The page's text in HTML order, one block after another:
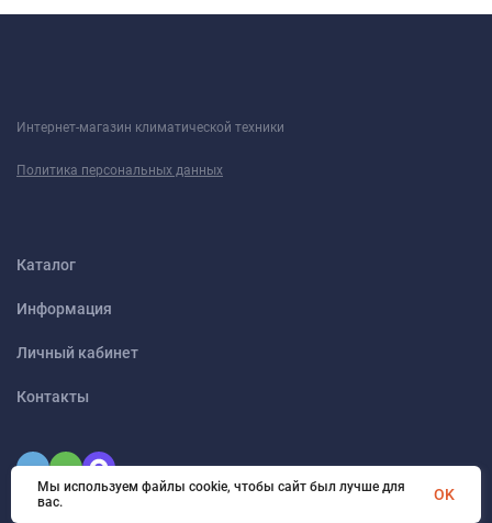
95% запахов и микрочастиц
Энергоэффективность
Интернет-магазин климатической техники
Политика персональных данных
Каталог
Информация
Личный кабинет
Контакты
Мы используем файлы cookie, чтобы сайт был лучше для
вас.
OK